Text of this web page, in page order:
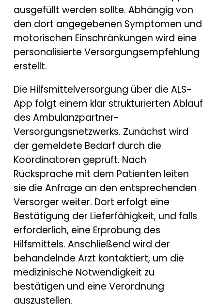
ausgefüllt werden sollte. Abhängig von
den dort angegebenen Symptomen und
motorischen Einschränkungen wird eine
personalisierte Versorgungsempfehlung
erstellt.
Die Hilfsmittelversorgung über die ALS-
App folgt einem klar strukturierten Ablauf
des Ambulanzpartner-
Versorgungsnetzwerks. Zunächst wird
der gemeldete Bedarf durch die
Koordinatoren geprüft. Nach
Rücksprache mit dem Patienten leiten
sie die Anfrage an den entsprechenden
Versorger weiter. Dort erfolgt eine
Bestätigung der Lieferfähigkeit, und falls
erforderlich, eine Erprobung des
Hilfsmittels. Anschließend wird der
behandelnde Arzt kontaktiert, um die
medizinische Notwendigkeit zu
bestätigen und eine Verordnung
auszustellen.